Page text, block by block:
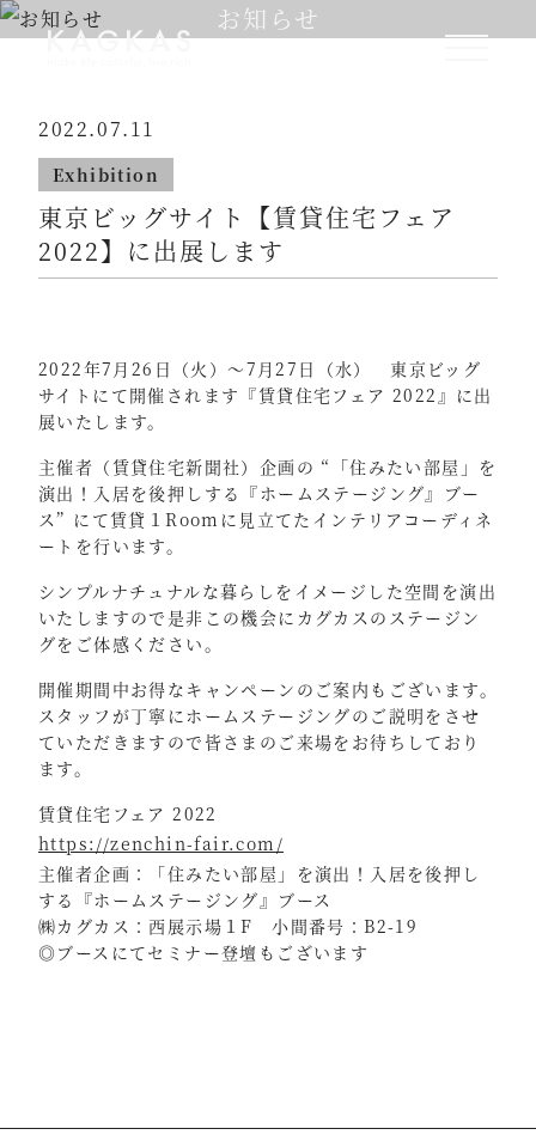
お知らせ
2022.07.11
Exhibition
東京ビッグサイト【賃貸住宅フェア
2022】に出展します
2022年7月26日（火）～7月27日（水） 東京ビッグ
サイトにて開催されます『賃貸住宅フェア 2022』に出
展いたします。
主催者（賃貸住宅新聞社）企画の “「住みたい部屋」を
演出！入居を後押しする『ホームステージング』ブー
ス” にて賃貸１Roomに見立てたインテリアコーディネ
ートを行います。
シンプルナチュナルな暮らしをイメージした空間を演出
いたしますので是非この機会にカグカスのステージン
グをご体感ください。
開催期間中お得なキャンペーンのご案内もございます。
スタッフが丁寧にホームステージングのご説明をさせ
ていただきますので皆さまのご来場をお待ちしており
ます。
賃貸住宅フェア 2022
https://zenchin-fair.com/
主催者企画：「住みたい部屋」を演出！入居を後押し
する『ホームステージング』ブース
㈱カグカス：西展示場１F 小間番号：B2-19
◎ブースにてセミナー登壇もございます